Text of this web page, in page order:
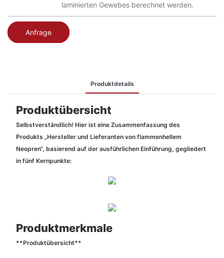
laminierten Gewebes berechnet werden.
Anfrage
Produktdetails
Produktübersicht
Selbstverständlich! Hier ist eine Zusammenfassung des
Produkts „Hersteller und Lieferanten von flammenhellem
Neopren“, basierend auf der ausführlichen Einführung, gegliedert
in fünf Kernpunkte:
Produktmerkmale
**Produktübersicht**